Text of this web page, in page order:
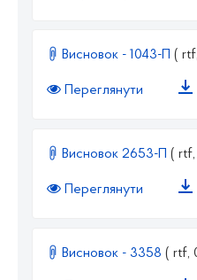
Висновок - 1043-П (
Переглянути
Висновок 2653-П ( rtf,
Переглянути
Висновок - 3358 ( rtf,